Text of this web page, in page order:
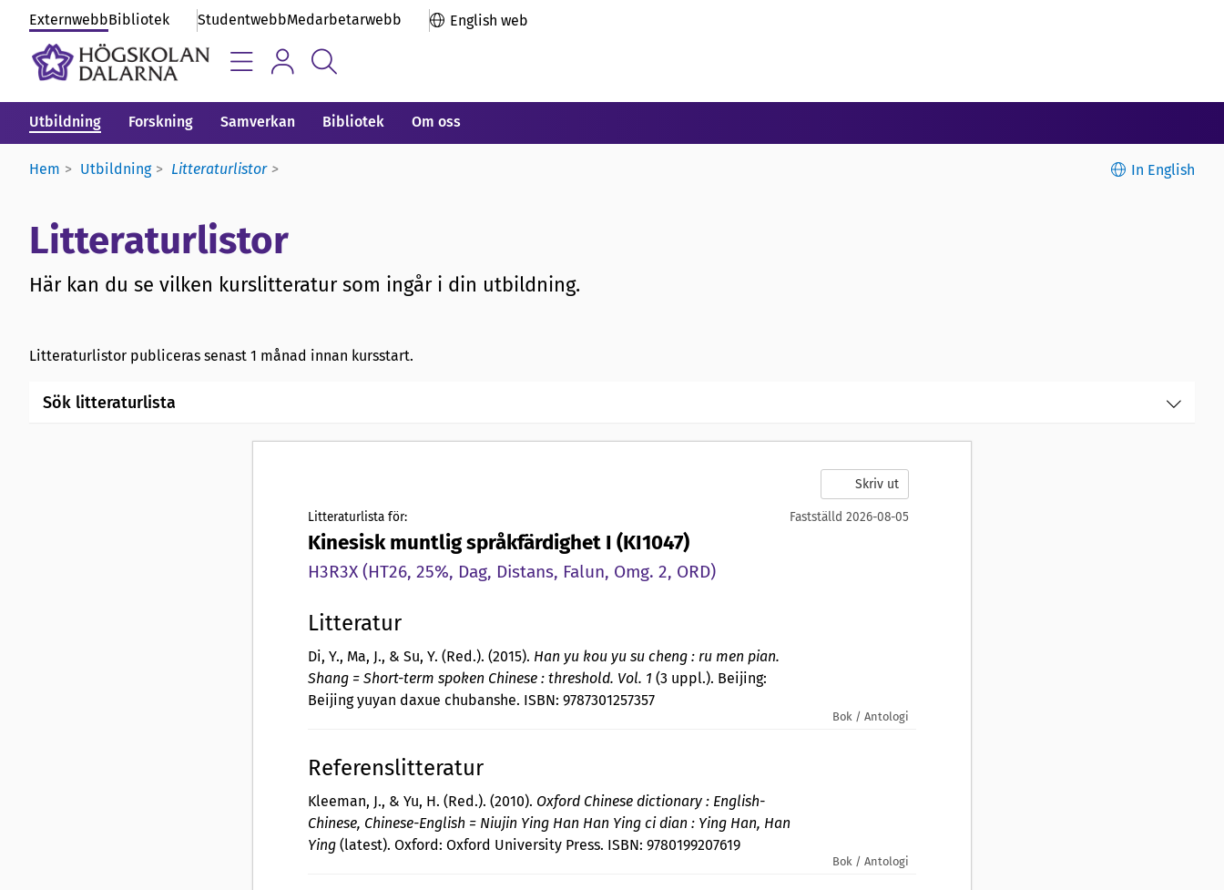
ExternwebbBibliotek StudentwebbMedarbetarwebb English web
Utbildning Forskning Samverkan Bibliotek Om oss
Hem Utbildning Litteraturlistor In English
Litteraturlistor
Här kan du se vilken kurslitteratur som ingår i din utbildning.
Litteraturlistor publiceras senast 1 månad innan kursstart.
Sök litteraturlista
Skriv ut
Litteraturlista för: Fastställd 2026-08-05
Kinesisk muntlig språkfärdighet I (KI1047)
H3R3X (HT26, 25%, Dag, Distans, Falun, Omg. 2, ORD)
Litteratur
Di, Y., Ma, J., & Su, Y. (Red.). (2015). Han yu kou yu su cheng : ru men pian.
Shang = Short-term spoken Chinese : threshold. Vol. 1 (3 uppl.). Beijing:
Beijing yuyan daxue chubanshe. ISBN: 9787301257357
Bok / Antologi
Referenslitteratur
Kleeman, J., & Yu, H. (Red.). (2010). Oxford Chinese dictionary : English-
Chinese, Chinese-English = Niujin Ying Han Han Ying ci dian : Ying Han, Han
Ying (latest). Oxford: Oxford University Press. ISBN: 9780199207619
Bok / Antologi